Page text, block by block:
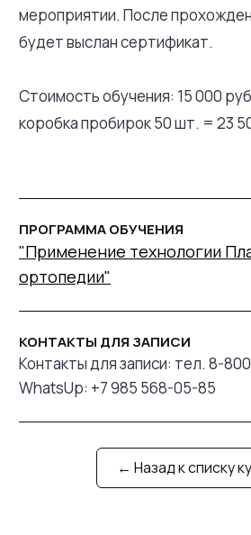
мероприятии. После
будет выслан сертификат.
Стоимость обучения: 15 000
коробка пробирок 50 шт. = 23
ПРОГРАММА ОБУЧЕНИЯ
"Применение технологии
ортопедии"
КОНТАКТЫ ДЛЯ ЗАПИСИ
Контакты для записи: тел. 8-
WhatsUp: +7 985 568-05-85
← Назад к списку